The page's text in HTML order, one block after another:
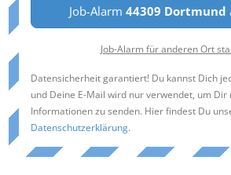
Job-Alarm 44309 Dortmund
Job-Alarm für anderen Ort
Datensicherheit garantiert! Du kannst Dich
und Deine E-Mail wird nur verwendet, um Dir
Informationen zu senden. Hier findest Du
Datenschutzerklärung.